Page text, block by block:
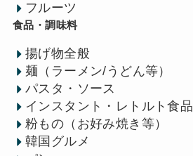
フルーツ
食品・調味料
揚げ物全般
麺（ラーメン/うどん等）
パスタ・ソース
インスタント・レトルト食品
粉もの（お好み焼き等）
韓国グルメ